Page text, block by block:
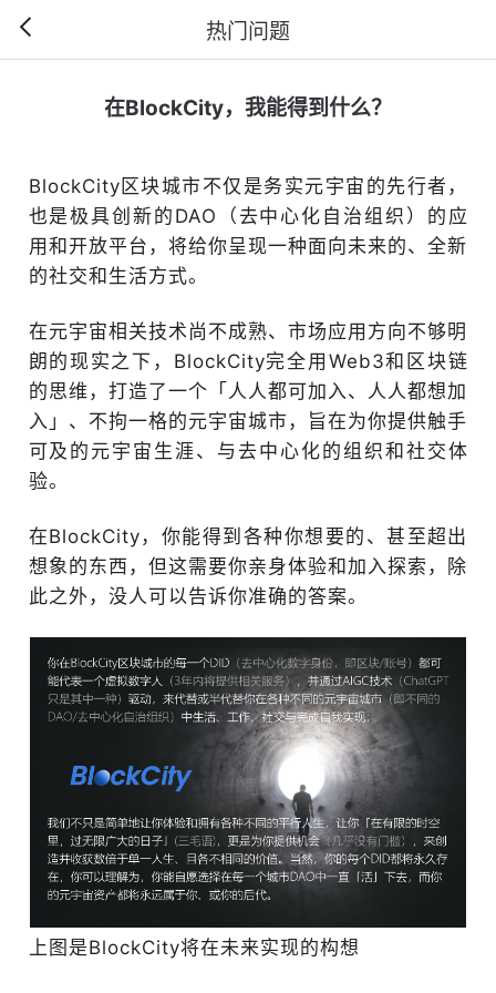
热门问题
在BlockCity，我能得到什么？
BlockCity区块城市不仅是务实元宇宙的先行者，
也是极具创新的DAO（去中心化自治组织）的应
用和开放平台，将给你呈现一种面向未来的、全新
的社交和生活方式。
在元宇宙相关技术尚不成熟、市场应用方向不够明
朗的现实之下，BlockCity完全用Web3和区块链
的思维，打造了一个「人人都可加入、人人都想加
入」、不拘一格的元宇宙城市，旨在为你提供触手
可及的元宇宙生涯、与去中心化的组织和社交体
验。
在BlockCity，你能得到各种你想要的、甚至超出
想象的东西，但这需要你亲身体验和加入探索，除
此之外，没人可以告诉你准确的答案。
上图是BlockCity将在未来实现的构想